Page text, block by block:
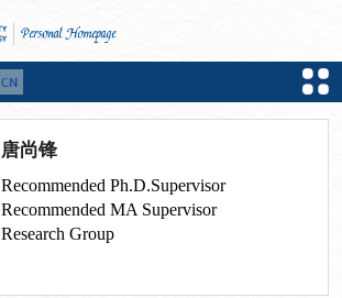
唐尚锋
Recommended Ph.D.Supervisor
Recommended MA Supervisor
Research Group